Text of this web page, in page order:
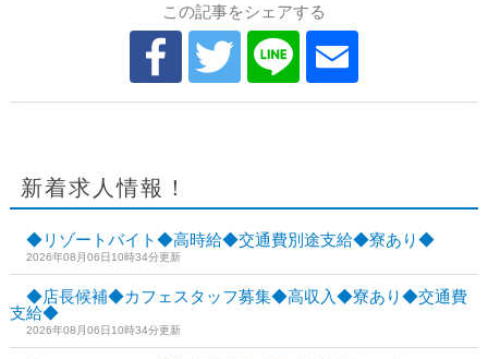
この記事をシェアする
新着求人情報！
◆リゾートバイト◆高時給◆交通費別途支給◆寮あり◆
2026年08月06日10時34分更新
◆店長候補◆カフェスタッフ募集◆高収入◆寮あり◆交通費
支給◆
2026年08月06日10時34分更新